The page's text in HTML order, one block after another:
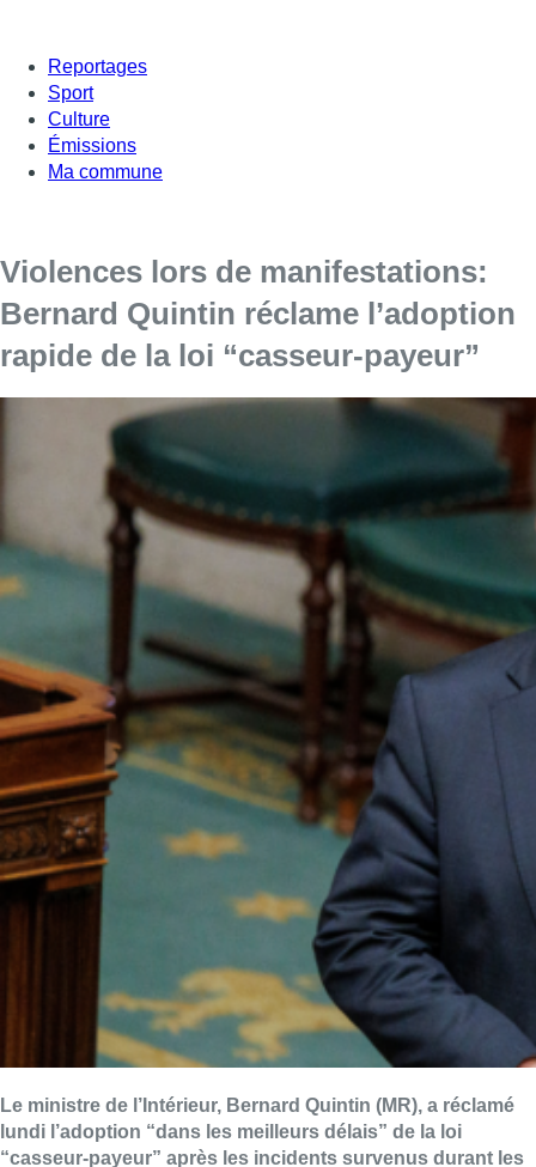
Reportages
Sport
Culture
Émissions
Ma commune
Violences lors de manifestations:
Bernard Quintin réclame l’adoption
rapide de la loi “casseur-payeur”
Le ministre de l’Intérieur, Bernard Quintin (MR), a réclamé
lundi l’adoption “dans les meilleurs délais” de la loi
“casseur-payeur” après les incidents survenus durant les